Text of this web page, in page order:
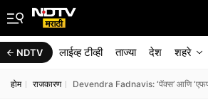
NDTV लाईव्ह टीव्ही ताज्या देश शहरे
होम राजकारण Devendra Fadnavis: ‘पॅक्स’ आणि